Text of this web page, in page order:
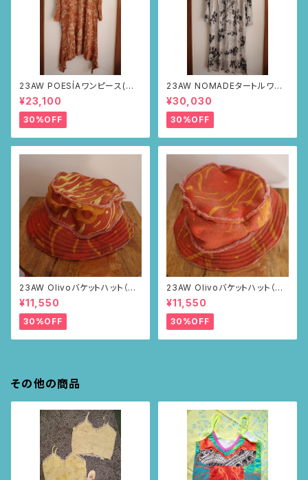
23AW POESÍAワンピース(ブラ
ウン・サボテンの山道柄)
¥23,100
30%OFF
23AW NOMADEタートルワン
ピース(メランジグレー・サボテ
ンの山道柄)
¥30,030
30%OFF
23AW Olivoバケットハット（ブ
ラウン・ポピー柄）
¥11,550
30%OFF
23AW Olivoバケットハット（ブ
ラウン・ポピー柄）
¥11,550
30%OFF
その他の商品